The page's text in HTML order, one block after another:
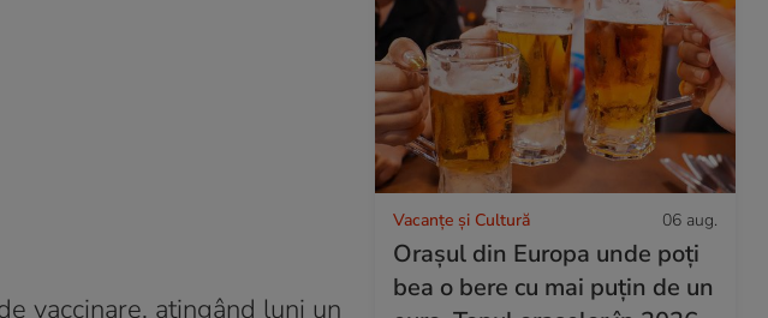
vaccinare, atingând luni un
Vacanțe și Cultură 06 aug.
Orașul din Europa unde poți
bea o bere cu mai puțin de un